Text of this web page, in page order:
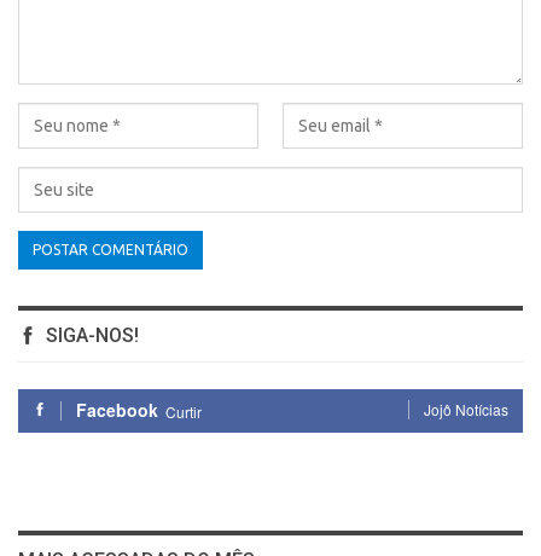
SIGA-NOS!
Facebook Curtir Jojô Notícias